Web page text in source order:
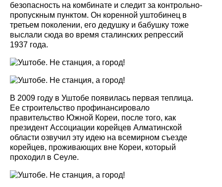
безопасность на комбинате и следит за контрольно-
пропускным пунктом. Он коренной уштобинец в
третьем поколении, его дедушку и бабушку тоже
выслали сюда во время сталинских репрессий
1937 года.
В 2009 году в Уштобе появилась первая теплица.
Ее строительство профинансировало
правительство Южной Кореи, после того, как
президент Ассоциации корейцев Алматинской
области озвучил эту идею на всемирном съезде
корейцев, проживающих вне Кореи, который
проходил в Сеуле.